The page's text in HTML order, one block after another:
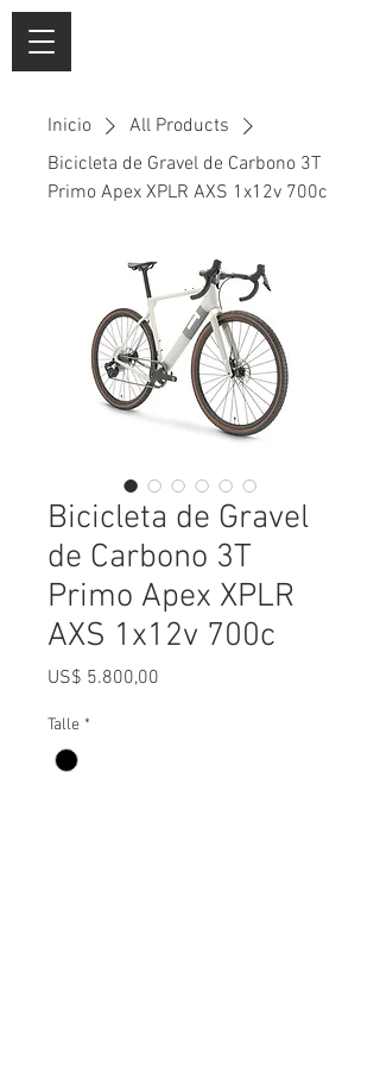
Inicio
All Products
Bicicleta de Gravel de Carbono 3T
Primo Apex XPLR AXS 1x12v 700c
Bicicleta de Gravel
de Carbono 3T
Primo Apex XPLR
AXS 1x12v 700c
US$ 5.800,00
Talle *